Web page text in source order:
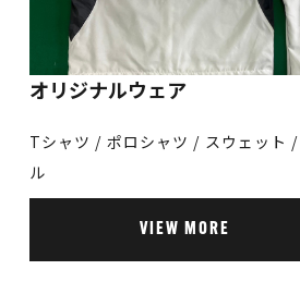
オリジナルウェア
Tシャツ / ポロシャツ / スウェット
ル
VIEW MORE